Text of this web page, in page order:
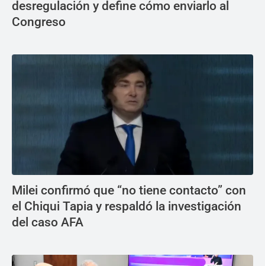
desregulación y define cómo enviarlo al
Congreso
Milei confirmó que “no tiene contacto” con
el Chiqui Tapia y respaldó la investigación
del caso AFA